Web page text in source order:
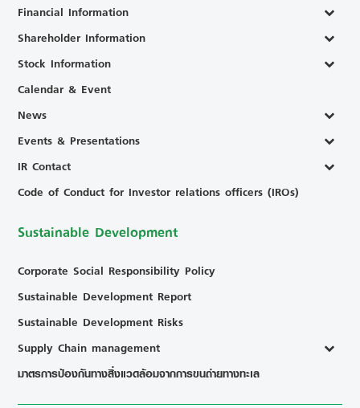
Financial Information
Shareholder Information
Stock Information
Calendar & Event
News
Events & Presentations
IR Contact
Code of Conduct for Investor relations officers (IROs)
Sustainable Development
Corporate Social Responsibility Policy
Sustainable Development Report
Sustainable Development Risks
Supply Chain management
มาตรการป้องกันทางสิ่งแวดล้อมจากการขนถ่ายทางทะเล